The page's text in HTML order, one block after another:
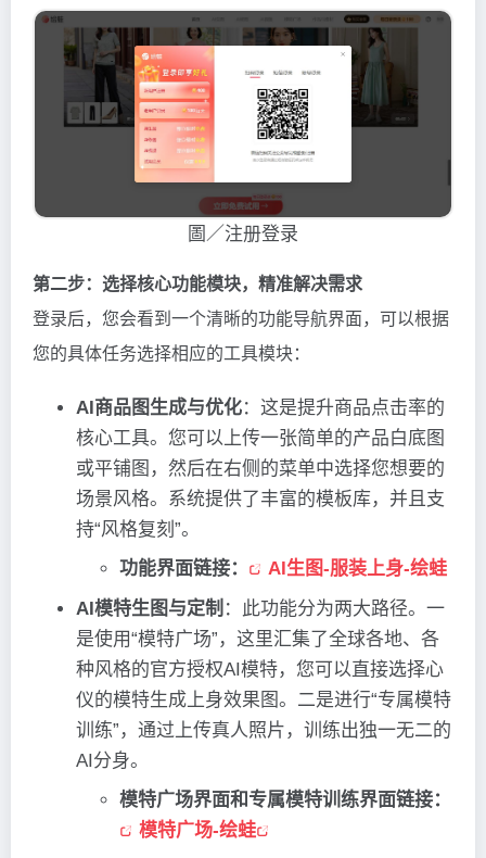
圖／注册登录
第二步：选择核心功能模块，精准解决需求
登录后，您会看到一个清晰的功能导航界面，可以根据
您的具体任务选择相应的工具模块：
AI商品图生成与优化：这是提升商品点击率的
核心工具。您可以上传一张简单的产品白底图
或平铺图，然后在右侧的菜单中选择您想要的
场景风格。系统提供了丰富的模板库，并且支
持“风格复刻”。
功能界面链接：
AI生图-服装上身-绘蛙
AI模特生图与定制 ：此功能分为两大路径。一
是使用“模特广场”，这里汇集了全球各地、各
种风格的官方授权AI模特，您可以直接选择心
仪的模特生成上身效果图。二是进行“专属模特
训练”，通过上传真人照片，训练出独一无二的
AI分身。
模特广场界面和 专属模特训练界面链接：
模特广场-绘蛙